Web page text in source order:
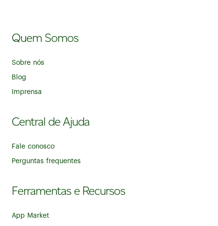
Quem Somos
Sobre nós
Blog
Imprensa
Central de Ajuda
Fale conosco
Perguntas frequentes
Ferramentas e Recursos
App Market